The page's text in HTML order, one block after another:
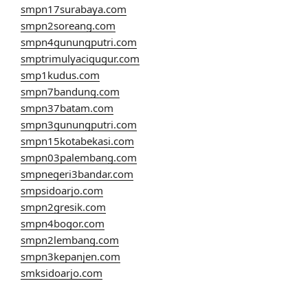
smpn17surabaya.com
smpn2soreang.com
smpn4gunungputri.com
smptrimulyacigugur.com
smp1kudus.com
smpn7bandung.com
smpn37batam.com
smpn3gunungputri.com
smpn15kotabekasi.com
smpn03palembang.com
smpnegeri3bandar.com
smpsidoarjo.com
smpn2gresik.com
smpn4bogor.com
smpn2lembang.com
smpn3kepanjen.com
smksidoarjo.com